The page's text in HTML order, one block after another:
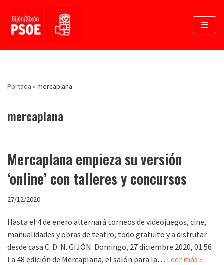
Saltar
contenido
Portada » mercaplana
mercaplana
Mercaplana empieza su versión
‘online’ con talleres y concursos
27/12/2020
Hasta el 4 de enero alternará torneos de videojuegos, cine,
manualidades y obras de teatro, todo gratuito y a disfrutar
desde casa C. D. N. GIJÓN. Domingo, 27 diciembre 2020, 01:56
La 48 edición de Mercaplana, el salón para la… Leer más »